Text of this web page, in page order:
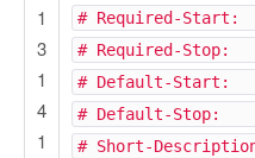
1
3
1
4
1
# Required-
# Required-
# Default-
# Default-
# Short-